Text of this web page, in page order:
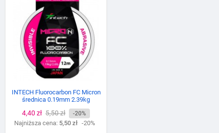
INTECH Fluorocarbon FC Micron
średnica 0.19mm 2.39kg
Cena
4,40 zł Cena
podstawowa
5,50 zł -20%
Najniższa cena: 5,50 zł -20%